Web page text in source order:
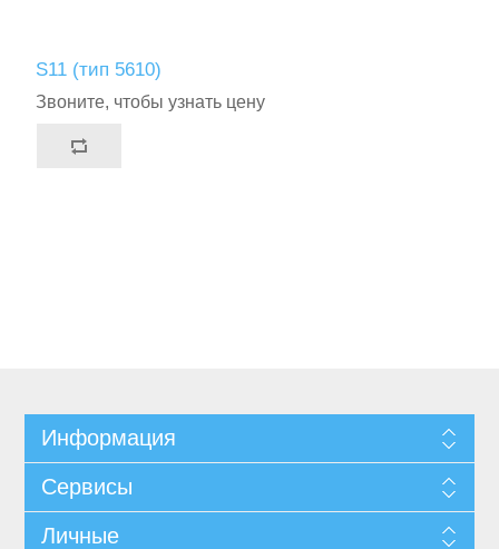
S11 (тип 5610)
Звоните, чтобы узнать цену
Информация
Сервисы
Личные